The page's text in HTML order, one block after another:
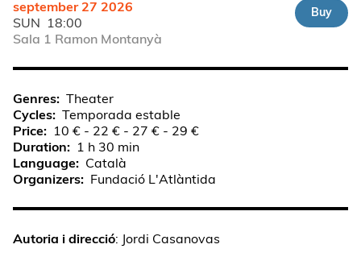
september 27 2026
SUN 18:00
Sala 1 Ramon Montanyà
Buy
Genres Theater
Cycles Temporada estable
Price
10 € - 22 € - 27 € - 29 €
Duration
1 h 30 min
Language
Català
Organizers
Fundació L'Atlàntida
Autoria i direcció: Jordi Casanovas